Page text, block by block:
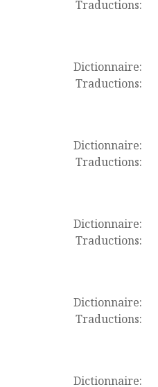
Traductions:
Dictionnaire:
Traductions:
Dictionnaire:
Traductions:
Dictionnaire:
Traductions:
Dictionnaire:
Traductions:
Dictionnaire: